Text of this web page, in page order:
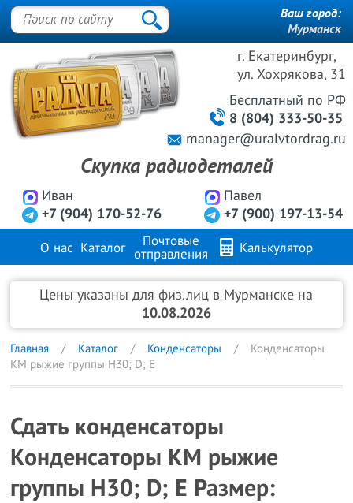
г. Екатеринбург,
ул. Хохрякова, 31
Иван
+7 (904) 170-52-76
Павел
+7 (900) 197-13-54
Бесплатный по РФ
8 (804) 333-50-35
manager@uralvtordrag.ru
Скупка радиодеталей
Ваш город:
Мурманск
О нас Каталог
Почтовые
отправления
Калькулятор
Продажа металлов Контакты
Цены указаны для физ.лиц в Мурманске на
10.08.2026
Главная Каталог Конденсаторы
Конденсаторы
КМ рыжие группы Н30; D; E
Сдать конденсаторы
Конденсаторы КМ рыжие
группы Н30; D; E Размер: